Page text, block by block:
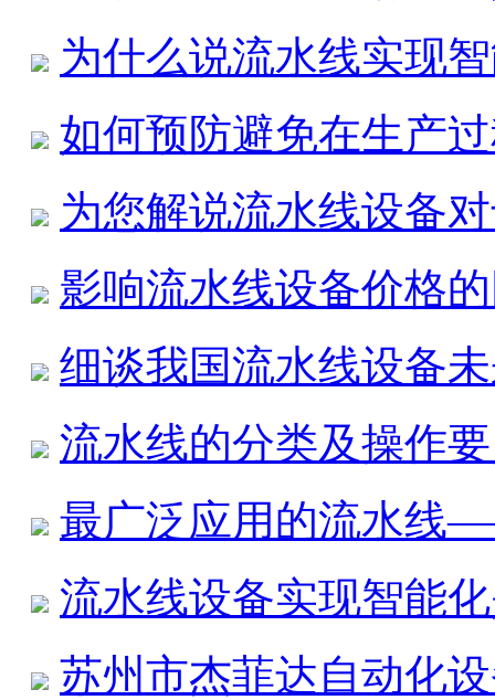
为什么说流水线实现
如何预防避免在生产
为您解说流水线设备
影响流水线设备价格
细谈我国流水线设备
流水线的分类及操作
最广泛应用的流水线
流水线设备实现智能
苏州市杰菲达自动化